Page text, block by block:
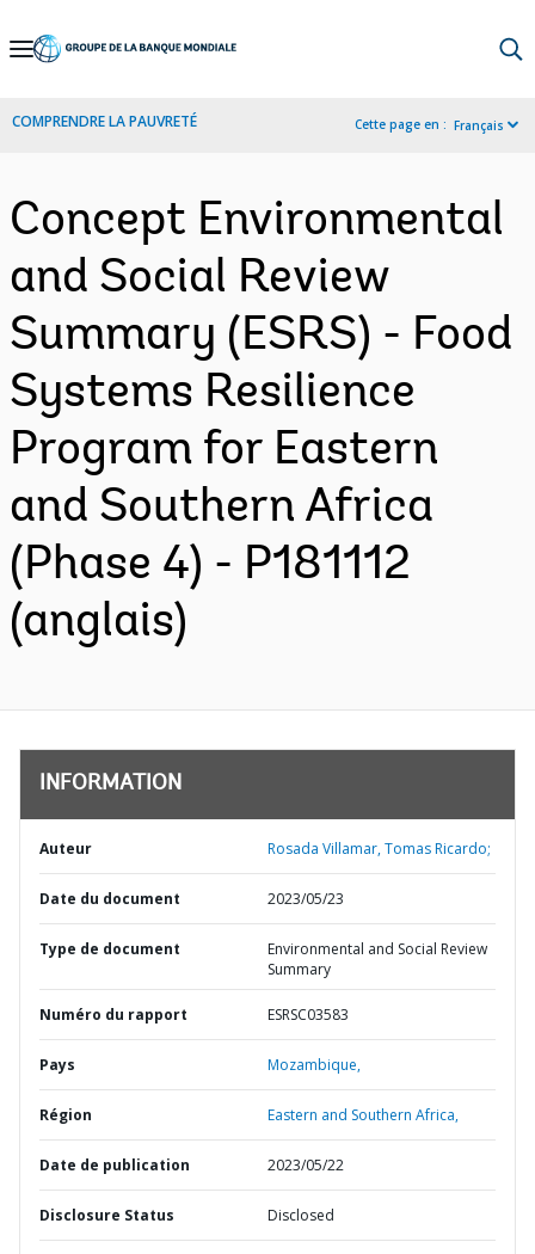
Skip
Navigation
COMPRENDRE LA PAUVRETÉ Cette page en : Français
Concept Environmental
and Social Review
Summary (ESRS) - Food
Systems Resilience
Program for Eastern
and Southern Africa
(Phase 4) - P181112
(anglais)
INFORMATION
Auteur Rosada Villamar, Tomas Ricardo;
Date du document 2023/05/23
Type de document
Environmental and Social Review
Summary
Numéro du rapport ESRSC03583
Pays Mozambique,
Région Eastern and Southern Africa,
Date de publication 2023/05/22
Disclosure Status Disclosed